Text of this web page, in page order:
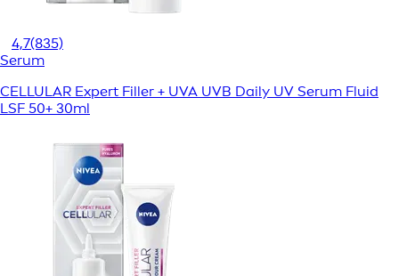
4,7(835)
Serum
CELLULAR Expert Filler + UVA UVB Daily UV Serum Fluid
LSF 50+ 30ml